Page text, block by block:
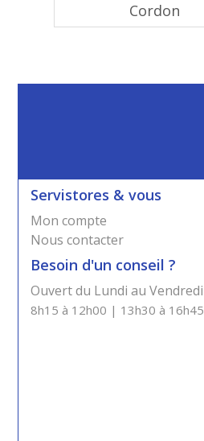
Cordon
Servistores & vous
Mon compte
Nous contacter
Besoin d'un conseil ?
Ouvert du Lundi au Vendredi
8h15 à 12h00 | 13h30 à 16h45